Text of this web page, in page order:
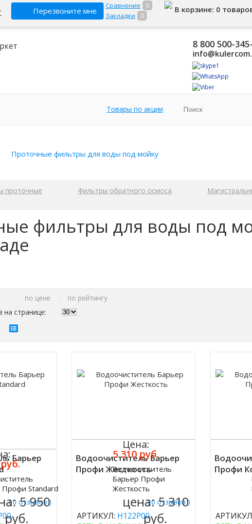
Перезвоните мне
Сравнение
0
Закладки
0
В корзине: 0
8 800 500-
Товары по акции
Проточные фильтры для воды под мойку
проточные Фильтры обратного осмоса
фильтры для воды под
по цене
по рейтингу
на странице:
Барьер
( 0 отзывов )
Профи Standard
5 950
руб.
Водоочиститель Барьер
Профи Жесткость
( 0 отзывов )
АРТИКУЛ: Н122Р00
Цена:
5 310 руб.
Купить
Водоочиститель
Барьер Профи
Жесткость
цена:5 310
руб.
Профи
Купить